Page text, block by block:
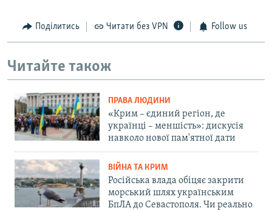
Поділитись Читати без VPN Follow us
Читайте також
ПРАВА ЛЮДИНИ
«Крим – єдиний регіон, де
українці – меншість»: дискусія
навколо нової пам'ятної дати
ВІЙНА ТА КРИМ
Російська влада обіцяє закрити
морський шлях українським
БпЛА до Севастополя. Чи реально